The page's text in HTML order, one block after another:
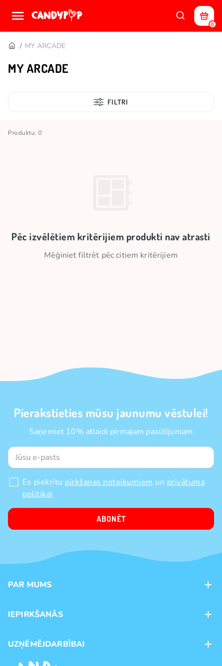
0
MY ARCADE
MY ARCADE
FILTRI
Produktu: 0
Pēc izvēlētiem kritērijiem produkti nav atrasti
Mēģiniet filtrēt pēc citiem kritērijiem
Pierakstieties mūsu jaunumu vēstulei!
Saņemiet 10% atlaidi pirmajam pasūtījumam
Es piekrītu pirkšanas noteikumiem un privātuma
politikai
ABONĒT
PAR MUMS
Veikali
Preču zīmoli
IEPIRKŠANĀS
Piegāde
UZŅĒMĒJDARBĪBAI
Franšīze